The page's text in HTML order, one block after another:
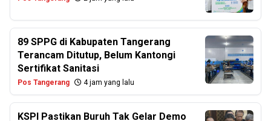
89 SPPG di Kabupaten Tangerang
Terancam Ditutup, Belum Kantongi
Sertifikat Sanitasi
Pos Tangerang 4 jam yang lalu
KSPI Pastikan Buruh Tak Gelar Demo